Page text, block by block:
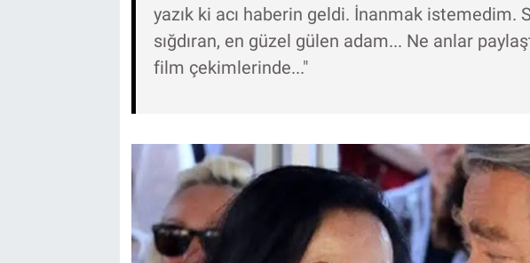
yazık ki acı haberin geldi. İnanmak istemedim.
sığdıran, en güzel gülen adam... Ne anlar
film çekimlerinde..."